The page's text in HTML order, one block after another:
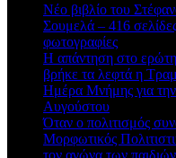
Νέο βιβλίο του
Σουμελά – 416
φωτογραφίες
Η απάντηση στο
βρήκε τα λεφτά η
Ημέρα Μνήμης για
Αυγούστου
Όταν ο πολιτισμός
Μορφωτικός
τον αγώνα των